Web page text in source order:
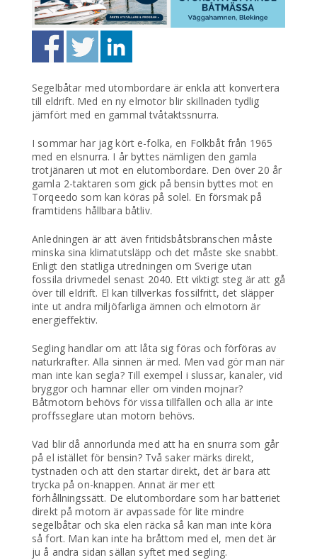
Segelbåtar med utombordare är enkla att konvertera
till eldrift. Med en ny elmotor blir skillnaden tydlig
jämfört med en gammal tvåtaktssnurra.
I sommar har jag kört e-folka, en Folkbåt från 1965
med en elsnurra. I år byttes nämligen den gamla
trotjänaren ut mot en elutombordare. Den över 20 år
gamla 2-taktaren som gick på bensin byttes mot en
Torqeedo som kan köras på solel. En försmak på
framtidens hållbara båtliv.
Anledningen är att även fritidsbåtsbranschen måste
minska sina klimatutsläpp och det måste ske snabbt.
Enligt den statliga utredningen om Sverige utan
fossila drivmedel senast 2040. Ett viktigt steg är att gå
över till eldrift. El kan tillverkas fossilfritt, det släpper
inte ut andra miljöfarliga ämnen och elmotorn är
energieffektiv.
Segling handlar om att låta sig föras och förföras av
naturkrafter. Alla sinnen är med. Men vad gör man när
man inte kan segla? Till exempel i slussar, kanaler, vid
bryggor och hamnar eller om vinden mojnar?
Båtmotorn behövs för vissa tillfällen och alla är inte
proffsseglare utan motorn behövs.
Vad blir då annorlunda med att ha en snurra som går
på el istället för bensin? Två saker märks direkt,
tystnaden och att den startar direkt, det är bara att
trycka på on-knappen. Annat är mer ett
förhållningssätt. De elutombordare som har batteriet
direkt på motorn är avpassade för lite mindre
segelbåtar och ska elen räcka så kan man inte köra
så fort. Man kan inte ha bråttom med el, men det är
ju å andra sidan sällan syftet med segling.